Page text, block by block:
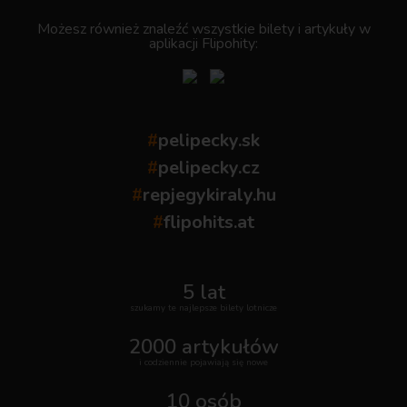
Możesz również znaleźć wszystkie bilety i artykuły w
aplikacji Flipohity:
#pelipecky.sk
#pelipecky.cz
#repjegykiraly.hu
#flipohits.at
5 lat
szukamy te najlepsze bilety lotnicze
2000 artykułów
i codziennie pojawiają się nowe
10 osób